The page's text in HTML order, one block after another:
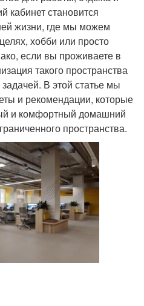
кабинет становится
жизни, где мы можем
хобби или просто
если вы проживаете в
такого пространства
В этой статье мы
и рекомендации, которые
и комфортный домашний
пространства.